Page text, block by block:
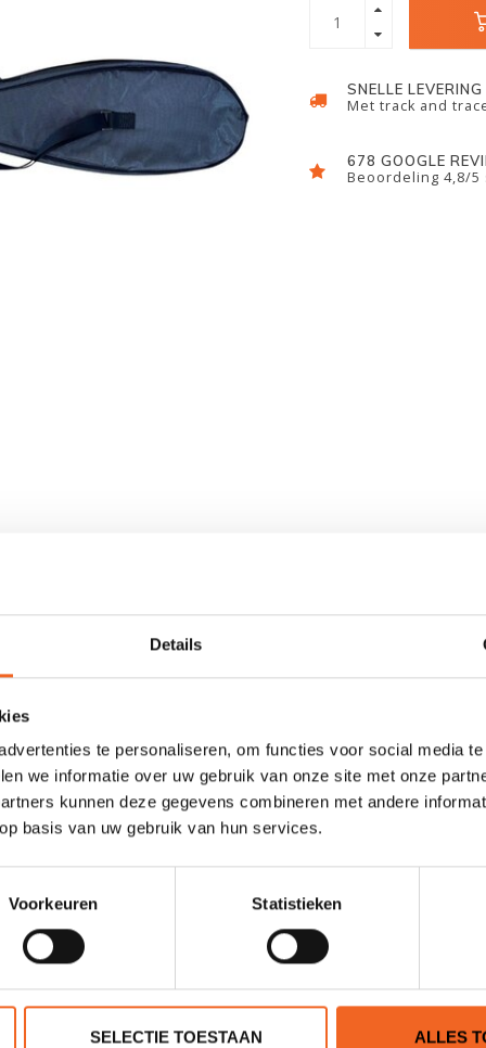
Details
te personaliseren, om functies voor social media
we informatie over uw gebruik van onze site met onze
kunnen deze gegevens combineren met andere
basis van uw gebruik van hun services.
Voorkeuren Statistieken
SELECTIE TOESTAAN ALLES
SNELLE LEVERING
Met track and
678 GOOGLE
Beoordeling 4,8/5
of opbergen. De peddeltas heeft binnenin een scheiding van
van een schouderband, waardoor de hoes makkelijk te
0 sterren op basis van 0 beoordelingen
PRODUCTEN
NIEUW!